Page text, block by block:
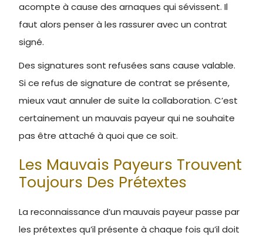
acompte à cause des arnaques qui sévissent. Il
faut alors penser à les rassurer avec un contrat
signé.
Des signatures sont refusées sans cause valable.
Si ce refus de signature de contrat se présente,
mieux vaut annuler de suite la collaboration. C’est
certainement un mauvais payeur qui ne souhaite
pas être attaché à quoi que ce soit.
Les Mauvais Payeurs Trouvent
Toujours Des Prétextes
La reconnaissance d’un mauvais payeur passe par
les prétextes qu’il présente à chaque fois qu’il doit